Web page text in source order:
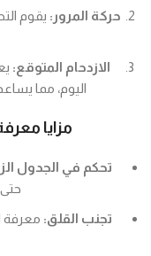
حركة المرور: يقوم
الازدحام المتوقع:
اليوم، مما
مزايا
تحكم في الجدول
تجنب القلق: معرفة